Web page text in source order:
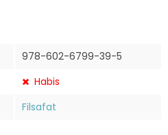
978-602-6799-39-5
Habis
Filsafat